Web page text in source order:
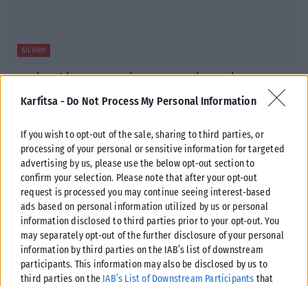
Karfitsa - Do Not Process My Personal Information
If you wish to opt-out of the sale, sharing to third parties, or
processing of your personal or sensitive information for targeted
advertising by us, please use the below opt-out section to
confirm your selection. Please note that after your opt-out
request is processed you may continue seeing interest-based
ads based on personal information utilized by us or personal
information disclosed to third parties prior to your opt-out. You
may separately opt-out of the further disclosure of your personal
information by third parties on the IAB’s list of downstream
participants. This information may also be disclosed by us to
third parties on the IAB’s List of Downstream Participants that
ΔΙΕΘΝΉ
Περού: Πολύνεκρο τροχαίο με 13 νεκρούς και τέσσερις
τραυματίες
Τουλάχιστον 13 άνθρωποι σκοτώθηκαν όταν επιβατικό βαν
Κούσκο, στο νοτιοανατολικό Περού, όπως...
ΑΝΑΡΤΉΘΗΚΕ ΑΠΌKARFITSANEWS 09/08/2026